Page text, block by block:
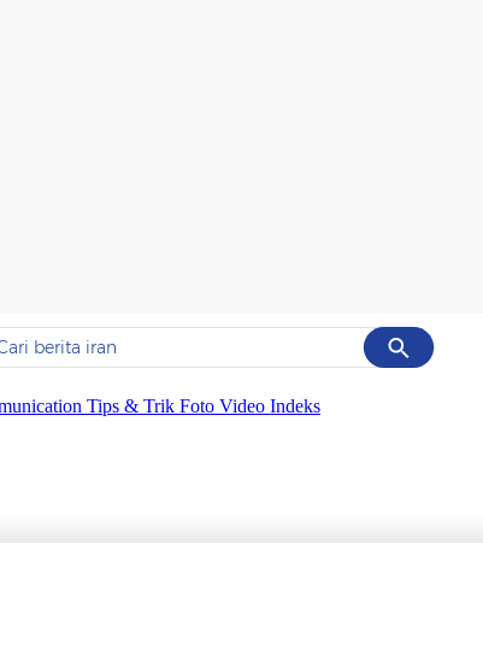
Cancel
sedang ramai dicari
Tips & Trik Foto Video Indeks